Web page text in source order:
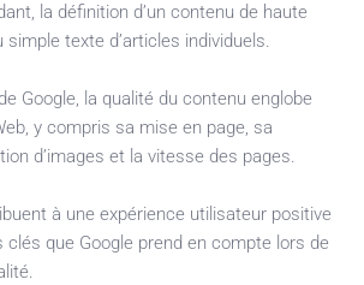
la définition d’un contenu de haute
simple texte d’articles individuels.
Google, la qualité du contenu englobe
y compris sa mise en page, sa
d’images et la vitesse des pages.
à une expérience utilisateur positive
que Google prend en compte lors de